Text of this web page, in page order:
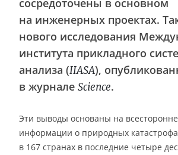
сосредоточены в основном
на инженерных проектах.
нового исследования
института прикладного
анализа (IIASA),
в журнале Science.
Эти выводы основаны на
информации о природных
в 167 странах в последние четыре